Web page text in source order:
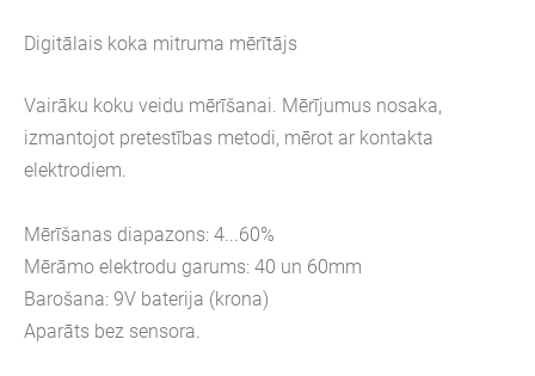
Digitālais koka mitruma mērītājs
Vairāku koku veidu mērīšanai. Mērījumus nosaka,
izmantojot pretestības metodi, mērot ar kontakta
elektrodiem.
Mērīšanas diapazons: 4...60%
Mērāmo elektrodu garums: 40 un 60mm
Barošana: 9V baterija (krona)
Aparāts bez sensora.